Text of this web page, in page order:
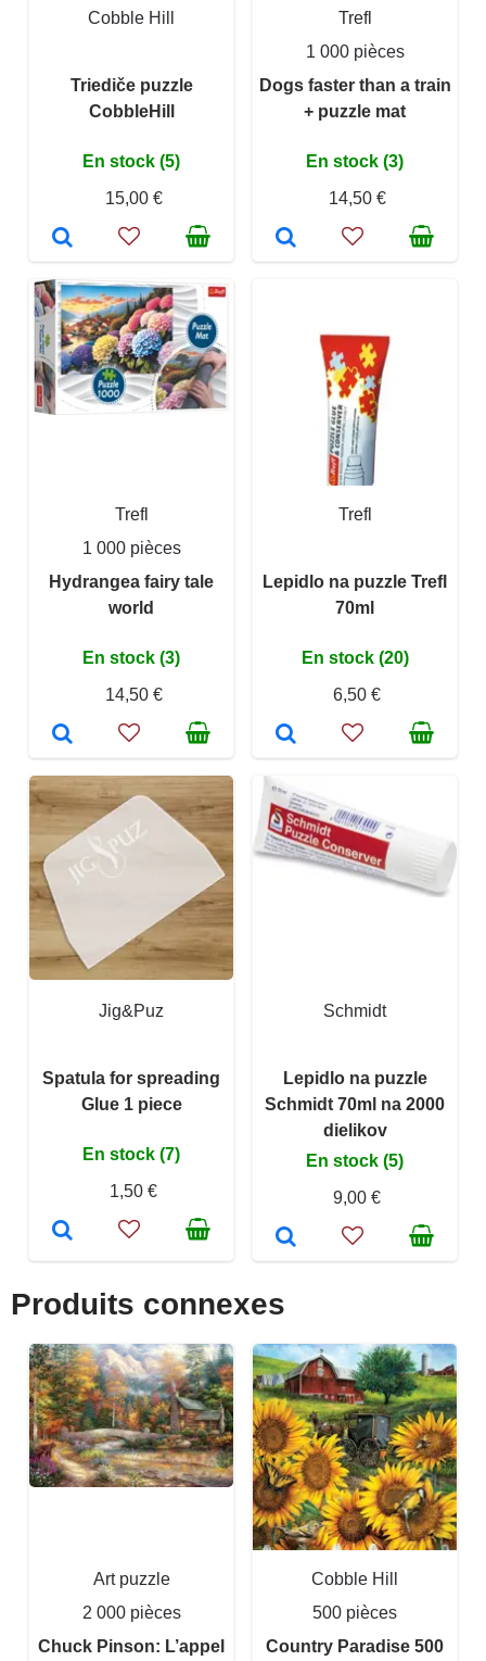
Cobble Hill
Triediče puzzle
CobbleHill
En stock (5)
15,00 €
Trefl
1 000 pièces
Dogs faster than a train
+ puzzle mat
En stock (3)
14,50 €
Trefl
1 000 pièces
Hydrangea fairy tale
world
En stock (3)
14,50 €
Trefl
Lepidlo na puzzle Trefl
70ml
En stock (20)
6,50 €
Jig&Puz
Spatula for spreading
Glue 1 piece
En stock (7)
1,50 €
Schmidt
Lepidlo na puzzle
Schmidt 70ml na 2000
dielikov
En stock (5)
9,00 €
Produits connexes
Art puzzle
2 000 pièces
Chuck Pinson: L’appel
Cobble Hill
500 pièces
Country Paradise 500